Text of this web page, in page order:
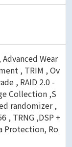
Advanced Wear
, TRIM , Ov
, RAID 2.0 -
Collection ,S
randomizer ,
, TRNG ,DSP +
Protection, Ro